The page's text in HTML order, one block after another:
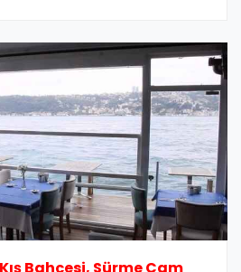
Bahçesi, Sürme Cam